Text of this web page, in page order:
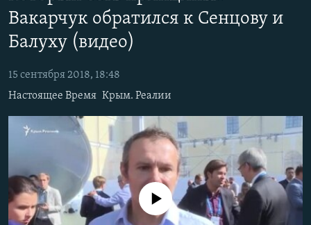
Вернутся
главной
Вернутся
ГРУЗ 200
КАРТА ВОЕННЫХ ОБЪЕКТОВ КРЫМА
11 ЛЕТ ОККУПАЦИИ КРЫМА. 11 ИСТОРИЙ СОПРОТИВЛЕНИЯ
ВОДА
ИСТОРИЯ
ИНТЕРАКТИВ
ИНФОГРАФИКА
ТЕЛЕПРОЕКТ КРЫМ.РЕАЛИИ
СОВЕТЫ ПРАВОЗАЩИТНИКОВ
ПРОПАВШИЕ БЕЗ ВЕСТИ
ПОБЕДИТЕЛЕЙ НЕ СУДЯТ?
РАДІО СВОБОДА
КАК ОБОЙТИ БЛОКИРОВКУ
Qırımtatar
ПРИСОЕДИНЯЙТЕСЬ!
Вакарчук обратился к Сенцову и
Балуху (видео)
15 сентября 2018, 18:48
Настоящее Время Крым. Реалии
No media source currently available